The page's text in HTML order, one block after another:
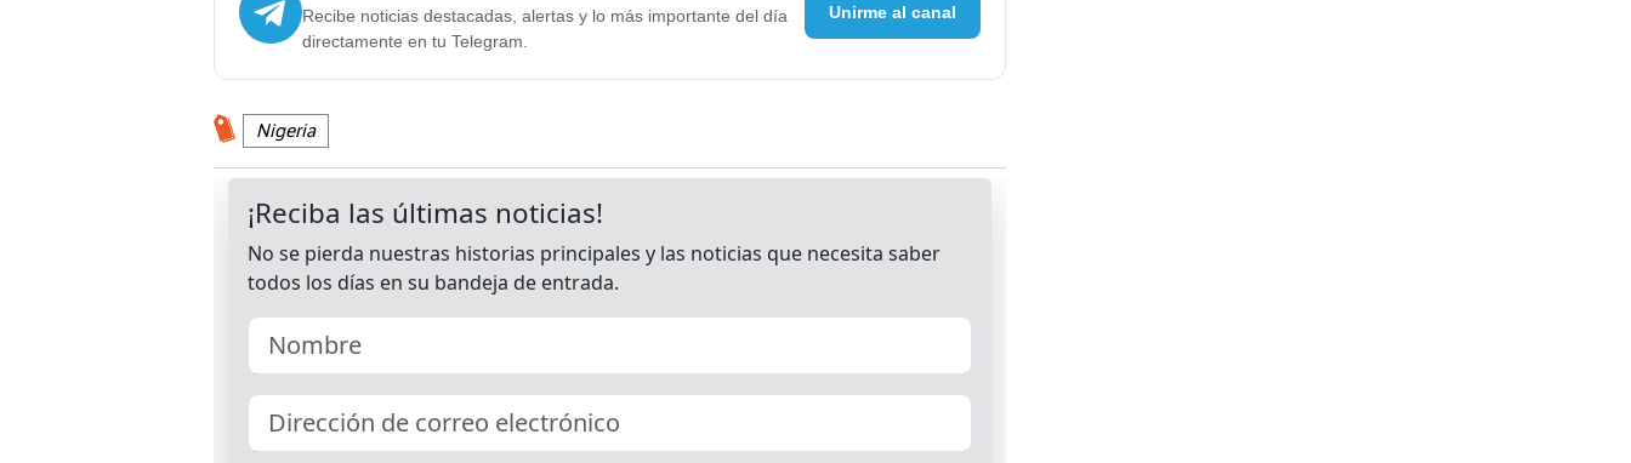
Recibe noticias destacadas, alertas y lo más importante del día
directamente en tu Telegram.
Unirme al canal
Nigeria